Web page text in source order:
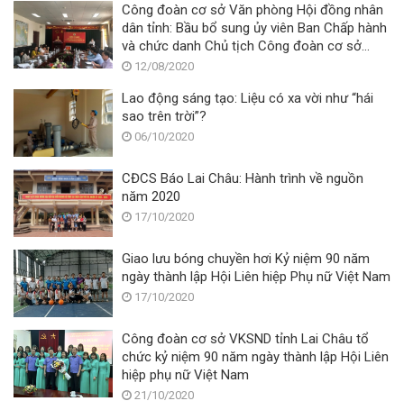
Công đoàn cơ sở Văn phòng Hội đồng nhân
dân tỉnh: Bầu bổ sung ủy viên Ban Chấp hành
và chức danh Chủ tịch Công đoàn cơ sở
khóa V, nhiệm kỳ 2017-2022
12/08/2020
Lao động sáng tạo: Liệu có xa vời như “hái
sao trên trời”?
06/10/2020
CĐCS Báo Lai Châu: Hành trình về nguồn
năm 2020
17/10/2020
Giao lưu bóng chuyền hơi Kỷ niệm 90 năm
ngày thành lập Hội Liên hiệp Phụ nữ Việt Nam
17/10/2020
Công đoàn cơ sở VKSND tỉnh Lai Châu tổ
chức kỷ niệm 90 năm ngày thành lập Hội Liên
hiệp phụ nữ Việt Nam
21/10/2020